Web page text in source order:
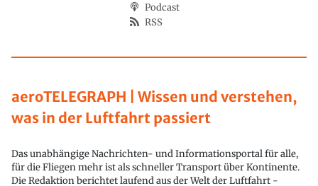
aeroTELEGRAPH | Wissen und verstehen,
was in der Luftfahrt passiert
Das unabhängige Nachrichten- und Informationsportal für alle,
für die Fliegen mehr ist als schneller Transport über Kontinente.
Die Redaktion berichtet laufend aus der Welt der Luftfahrt -
Podcast
RSS